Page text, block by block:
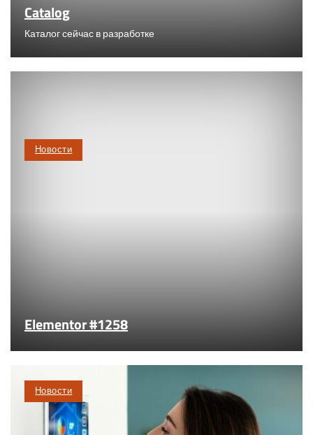
Catalog
Каталог сейчас в разработке
Новости
Elementor #1258
Новости